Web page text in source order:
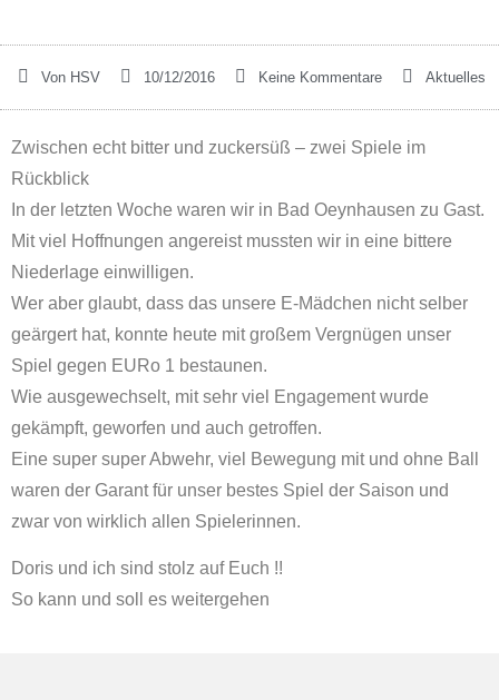
VonHSV 10/12/2016 Keine Kommentare Aktuelles
Zwischen echt bitter und zuckersüß – zwei Spiele im
Rückblick
In der letzten Woche waren wir in Bad Oeynhausen zu Gast.
Mit viel Hoffnungen angereist mussten wir in eine bittere
Niederlage einwilligen.
Wer aber glaubt, dass das unsere E-Mädchen nicht selber
geärgert hat, konnte heute mit großem Vergnügen unser
Spiel gegen EURo 1 bestaunen.
Wie ausgewechselt, mit sehr viel Engagement wurde
gekämpft, geworfen und auch getroffen.
Eine super super Abwehr, viel Bewegung mit und ohne Ball
waren der Garant für unser bestes Spiel der Saison und
zwar von wirklich allen Spielerinnen.
Doris und ich sind stolz auf Euch !!
So kann und soll es weitergehen